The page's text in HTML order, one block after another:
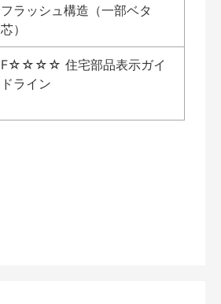
フラッシュ構造（一部ベタ
芯）
F☆☆☆☆ 住宅部品表示ガイ
ドライン